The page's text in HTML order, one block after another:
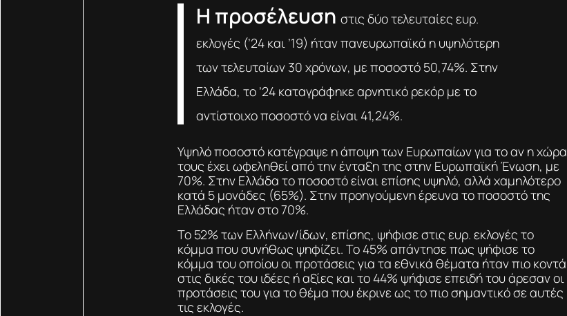
Η προσέλευσηστις δύο τελευταίες ευρ.
εκλογές (’24 και ’19) ήταν πανευρωπαϊκά η υψηλότερη
των τελευταίων 30 χρόνων, με ποσοστό 50,74%. Στην
Ελλάδα,το ’24 καταγράφηκε αρνητικό ρεκόρ με το
αντίστοιχο ποσοστό να είναι 41,24%.
Υψηλό ποσοστό κατέγραψε η άποψη των Ευρωπαίων για το αν η χώρα
τους έχει ωφεληθεί από την ένταξη της στην Ευρωπαϊκή Ένωση, με
70%. Στην Ελλάδα το ποσοστό είναι επίσης υψηλό, αλλά χαμηλότερο
κατά 5 μονάδες (65%). Στην προηγούμενη έρευνα το ποσοστό της
Ελλάδας ήταν στο 70%.
Το 52% των Ελλήνων/ίδων, επίσης, ψήφισε στις ευρ. εκλογές το
κόμμα που συνήθως ψηφίζει. Το 45% απάντησε πως ψήφισε το
κόμμα του οποίου οι προτάσεις για τα εθνικά θέματα ήταν πιο κοντά
στις δικές του ιδέες ή αξίες και το 44% ψήφισε επειδή του άρεσαν οι
προτάσεις του για το θέμα που έκρινε ως το πιο σημαντικό σε αυτές
τις εκλογές.